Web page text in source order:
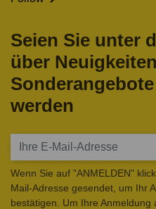
Seien Sie unter
über
werden
Wenn Sie auf "ANMELDEN"
Mail-Adresse gesendet, um Ihr
bestätigen. Um Ihre